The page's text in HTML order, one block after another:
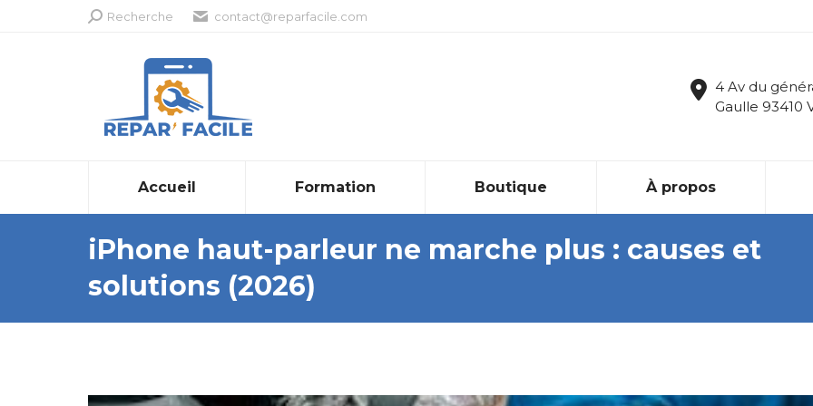
Recherche
Recherche contact@reparfacile.com
4 Av du
Gaulle 93410
Accueil Formation Boutique À propos
iPhone haut-parleur ne marche plus : causes et
solutions (2026)